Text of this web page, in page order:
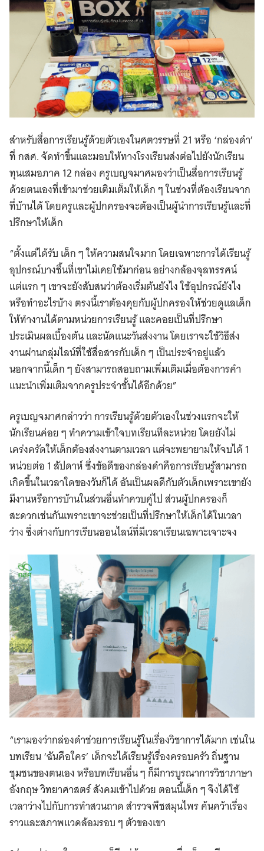
สำหรับสื่อการเรียนรู้ด้วยตัวเองในศตวรรษที่ 21 หรือ ‘กล่องดำ’
ที่ กสศ. จัดทำขึ้นและมอบให้ทางโรงเรียนส่งต่อไปยังนักเรียน
ทุนเสมอภาค 12 กล่อง ครูเบญจมาศมองว่าเป็นสื่อการเรียนรู้
ด้วยตนเองที่เข้ามาช่วยเติมเต็มให้เด็ก ๆ ในช่วงที่ต้องเรียนจาก
ที่บ้านได้ โดยครูและผู้ปกครองจะต้องเป็นผู้นำการเรียนรู้และที่
ปรึกษาให้เด็ก
“ตั้งแต่ได้รับ เด็ก ๆ ให้ความสนใจมาก โดยเฉพาะการได้เรียนรู้
อุปกรณ์บางชิ้นที่เขาไม่เคยใช้มาก่อน อย่างกล้องจุลทรรศน์
แต่แรก ๆ เขาจะยังสับสนว่าต้องเริ่มต้นยังไง ใช้อุปกรณ์ยังไง
หรือทำอะไรบ้าง ตรงนี้เราต้องคุยกับผู้ปกครองให้ช่วยดูแลเด็ก
ให้ทำงานได้ตามหน่วยการเรียนรู้ และคอยเป็นที่ปรึกษา
ประเมินผลเบื้องต้น และนัดแนะวันส่งงาน โดยเราจะใช้วิธีส่ง
งานผ่านกลุ่มไลน์ที่ใช้สื่อสารกับเด็ก ๆ เป็นประจำอยู่แล้ว
นอกจากนี้เด็ก ๆ ยังสามารถสอบถามเพิ่มเติมเมื่อต้องการคำ
แนะนำเพิ่มเติมจากครูประจำชั้นได้อีกด้วย”
ครูเบญจมาศกล่าวว่า การเรียนรู้ด้วยตัวเองในช่วงแรกจะให้
นักเรียนค่อย ๆ ทำความเข้าใจบทเรียนทีละหน่วย โดยยังไม่
เคร่งครัดให้เด็กต้องส่งงานตามเวลา แต่จะพยายามให้จบได้ 1
หน่วยต่อ 1 สัปดาห์ ซึ่งข้อดีของกล่องดำคือการเรียนรู้สามารถ
เกิดขึ้นในเวลาใดของวันก็ได้ อันเป็นผลดีกับตัวเด็กเพราะเขายัง
มีงานหรือการบ้านในส่วนอื่นทำควบคู่ไป ส่วนผู้ปกครองก็
สะดวกเช่นกันเพราะเขาจะช่วยเป็นที่ปรึกษาให้เด็กได้ในเวลา
ว่าง ซึ่งต่างกับการเรียนออนไลน์ที่มีเวลาเรียนเฉพาะเจาะจง
“เรามองว่ากล่องดำช่วยการเรียนรู้ในเรื่องวิชาการได้มาก เช่นใน
บทเรียน ‘ฉันคือใคร’ เด็กจะได้เรียนรู้เรื่องครอบครัว ถิ่นฐาน
ชุมชนของตนเอง หรือบทเรียนอื่น ๆ ก็มีการบูรณาการวิชาภาษา
อังกฤษ วิทยาศาสตร์ สังคมเข้าไปด้วย ตอนนี้เด็ก ๆ จึงได้ใช้
เวลาว่างไปกับการทำสวนถาด สำรวจพืชสมุนไพร ค้นคว้าเรื่อง
ราวและสภาพแวดล้อมรอบ ๆ ตัวของเขา